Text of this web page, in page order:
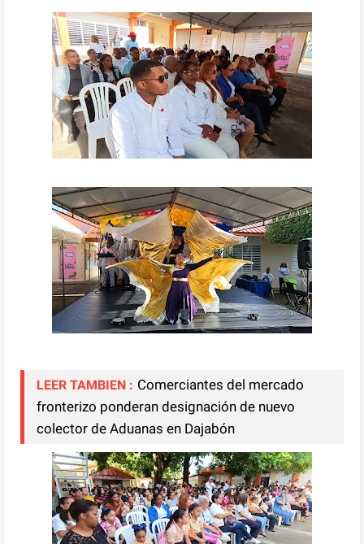
LEER TAMBIEN : Comerciantes del mercado
fronterizo ponderan designación de nuevo
colector de Aduanas en Dajabón